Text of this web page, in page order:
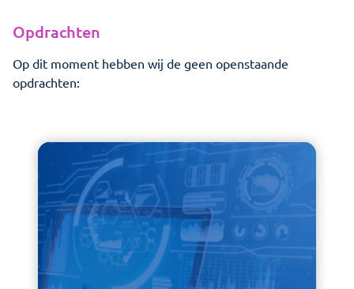
Contact
Zoeken
Opdrachten
Op dit moment hebben wij de geen openstaande
opdrachten: